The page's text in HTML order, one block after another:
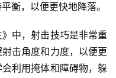
衡，以便更快地降落。
中，射击技巧是非常重
击角度和力度，以便更
利用掩体和障碍物，躲